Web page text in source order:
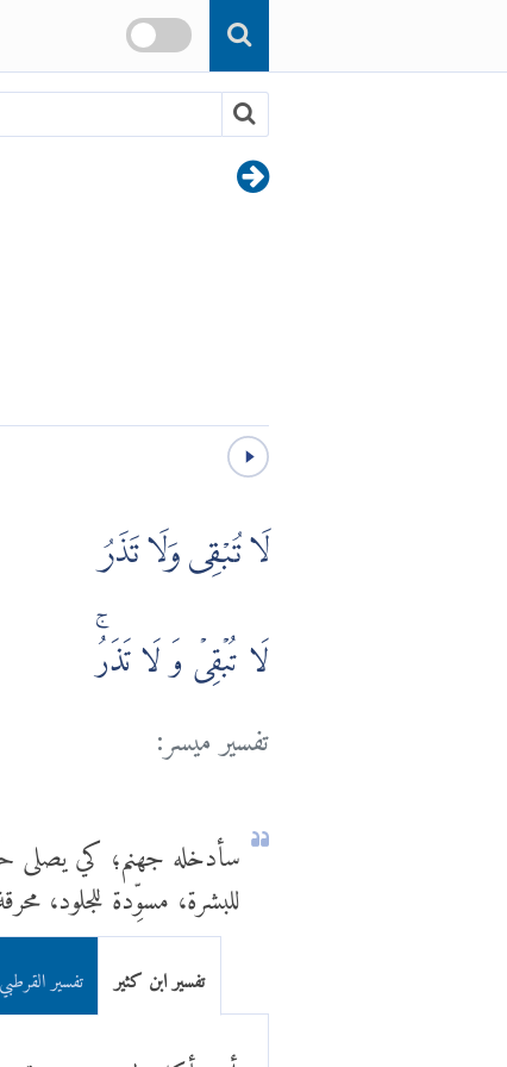
لَا تُبْقِى وَلَا تَذَرُ
لَا تُبۡقِىۡ وَ لَا تَذَرُ‌ۚ
تفسير ميسر:
سأدخله جهنم؛ كي يصلى
للبشرة، مسوِّدة للجلود،
تفسير ابن كثير تفسير القرطبي